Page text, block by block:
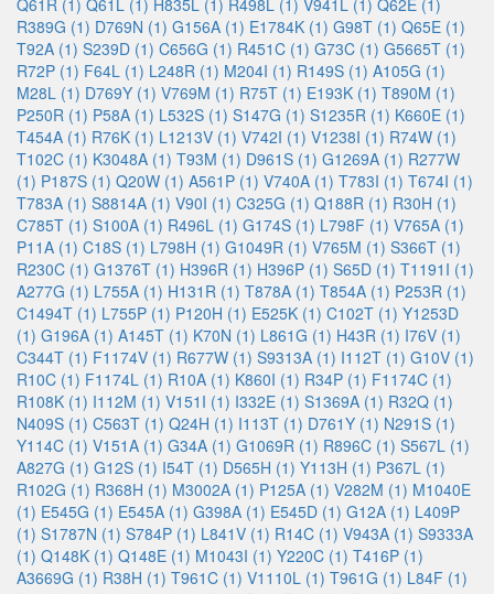
Q61R (1) Q61L (1) H835L (1) R498L (1) V941L (1) Q62E (1)
R389G (1) D769N (1) G156A (1) E1784K (1) G98T (1) Q65E (1)
T92A (1) S239D (1) C656G (1) R451C (1) G73C (1) G5665T (1)
R72P (1) F64L (1) L248R (1) M204I (1) R149S (1) A105G (1)
M28L (1) D769Y (1) V769M (1) R75T (1) E193K (1) T890M (1)
P250R (1) P58A (1) L532S (1) S147G (1) S1235R (1) K660E (1)
T454A (1) R76K (1) L1213V (1) V742I (1) V1238I (1) R74W (1)
T102C (1) K3048A (1) T93M (1) D961S (1) G1269A (1) R277W
(1) P187S (1) Q20W (1) A561P (1) V740A (1) T783I (1) T674I (1)
T783A (1) S8814A (1) V90I (1) C325G (1) Q188R (1) R30H (1)
C785T (1) S100A (1) R496L (1) G174S (1) L798F (1) V765A (1)
P11A (1) C18S (1) L798H (1) G1049R (1) V765M (1) S366T (1)
R230C (1) G1376T (1) H396R (1) H396P (1) S65D (1) T1191I (1)
A277G (1) L755A (1) H131R (1) T878A (1) T854A (1) P253R (1)
C1494T (1) L755P (1) P120H (1) E525K (1) C102T (1) Y1253D
(1) G196A (1) A145T (1) K70N (1) L861G (1) H43R (1) I76V (1)
C344T (1) F1174V (1) R677W (1) S9313A (1) I112T (1) G10V (1)
R10C (1) F1174L (1) R10A (1) K860I (1) R34P (1) F1174C (1)
R108K (1) I112M (1) V151I (1) I332E (1) S1369A (1) R32Q (1)
N409S (1) C563T (1) Q24H (1) I113T (1) D761Y (1) N291S (1)
Y114C (1) V151A (1) G34A (1) G1069R (1) R896C (1) S567L (1)
A827G (1) G12S (1) I54T (1) D565H (1) Y113H (1) P367L (1)
R102G (1) R368H (1) M3002A (1) P125A (1) V282M (1) M1040E
(1) E545G (1) E545A (1) G398A (1) E545D (1) G12A (1) L409P
(1) S1787N (1) S784P (1) L841V (1) R14C (1) V943A (1) S9333A
(1) Q148K (1) Q148E (1) M1043I (1) Y220C (1) T416P (1)
A3669G (1) R38H (1) T961C (1) V1110L (1) T961G (1) L84F (1)